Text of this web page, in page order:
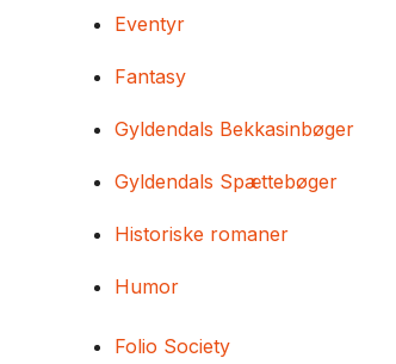
Eventyr
Fantasy
Gyldendals Bekkasinbøger
Gyldendals Spættebøger
Historiske romaner
Humor
Folio Society